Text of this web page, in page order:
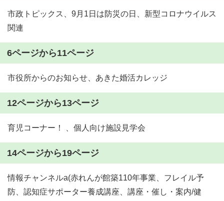
市政トピックス、9月1日は防災の日、新型コロナウイルス
関連
6ページから11ページ
市役所からのお知らせ、あきた婚活カレッジ
12ページから13ページ
育児コーナー！ 、個人向け施設見学会
14ページから19ページ
情報チャンネルa(赤れんが館築110年事業、フレイル予
防、認知症サポーター養成講座、講座・催し・案内/健